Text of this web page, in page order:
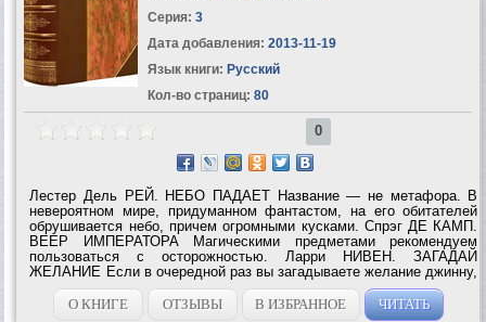
Серия: 3
Дата добавления: 2013-11-19
Язык книги: Русский
Кол-во страниц: 80
0
Лестер Дель РЕЙ. НЕБО ПАДАЕТ Название — не метафора. В
невероятном мире, придуманном фантастом, на его обитателей
обрушивается небо, причем огромными кусками. Спрэг ДЕ КАМП.
ВЕЕР ИМПЕРАТОРА Магическими предметами рекомендуем
пользоваться с осторожностью. Ларри НИВЕН. ЗАГАДАЙ
ЖЕЛАНИЕ Если в очередной раз вы загадываете желание джинну,
золотой рыбке и пр., то правильно ставьте техническое задание.
С. М. СТИРЛИНГ....
О КНИГЕ ОТЗЫВЫ В ИЗБРАННОЕ ЧИТАТЬ